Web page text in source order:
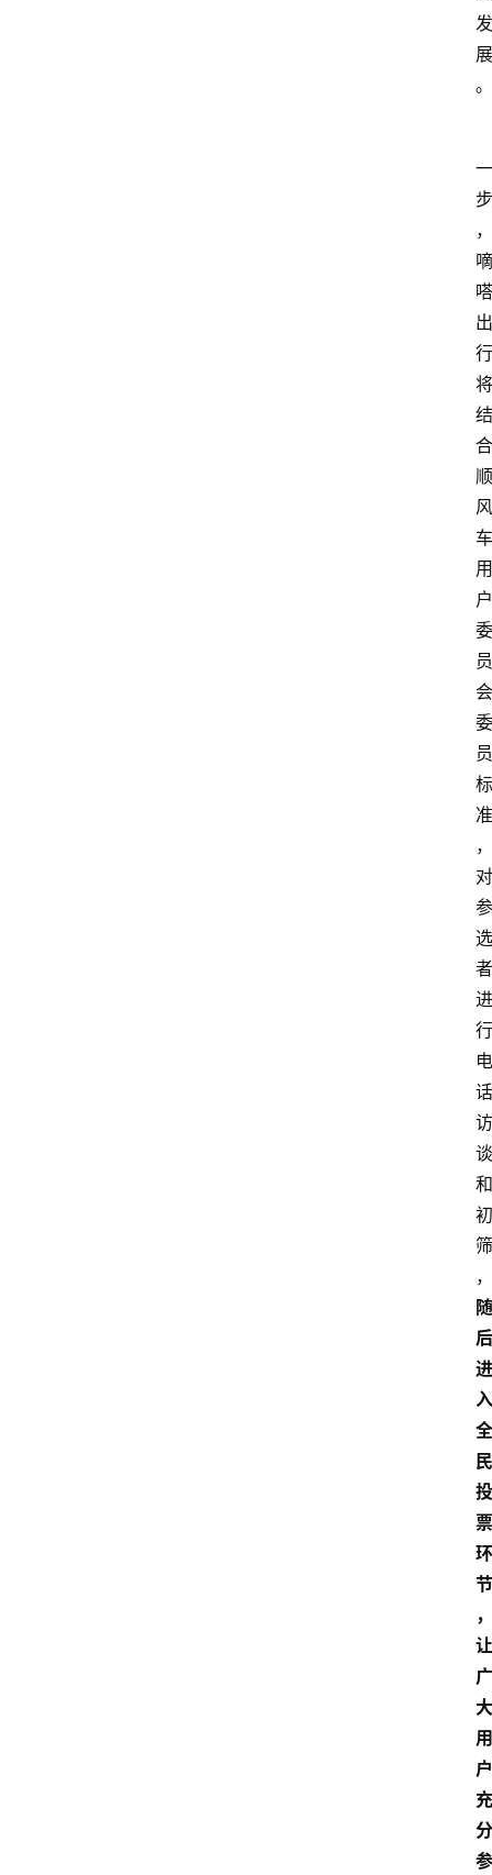
发
展
。
一
步
，
嘀
嗒
出
行
将
结
合
顺
风
车
用
户
委
员
会
委
员
标
准
，
对
参
选
者
进
行
电
话
访
谈
和
初
筛
，
随
后
进
入
全
民
投
票
环
节
，
让
广
大
用
户
充
分
参